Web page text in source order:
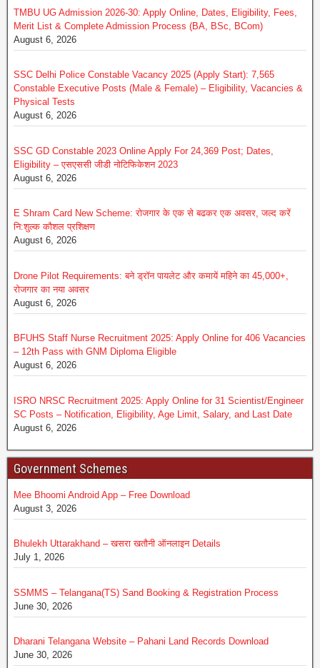
TMBU UG Admission 2026-30: Apply Online, Dates, Eligibility, Fees,
Merit List & Complete Admission Process (BA, BSc, BCom)
August 6, 2026
SSC Delhi Police Constable Vacancy 2025 (Apply Start): 7,565
Constable Executive Posts (Male & Female) – Eligibility, Vacancies &
Physical Tests
August 6, 2026
SSC GD Constable 2023 Online Apply For 24,369 Post; Dates,
Eligibility – एसएससी जीडी नोटिफिकेशन 2023
August 6, 2026
E Shram Card New Scheme: रोजगार के एक से बढकर एक अवसर, जल्द करें
नि:शुल्क कौशल प्रशिक्षण
August 6, 2026
Drone Pilot Requirements: बने ड्रॉन पायलेट और कमायें महिने का 45,000+,
रोजगार का नया अवसर
August 6, 2026
BFUHS Staff Nurse Recruitment 2025: Apply Online for 406 Vacancies
– 12th Pass with GNM Diploma Eligible
August 6, 2026
ISRO NRSC Recruitment 2025: Apply Online for 31 Scientist/Engineer
SC Posts – Notification, Eligibility, Age Limit, Salary, and Last Date
August 6, 2026
Government Schemes
Mee Bhoomi Android App – Free Download
August 3, 2026
Bhulekh Uttarakhand – खसरा खतौनी ऑनलाइन Details
July 1, 2026
SSMMS – Telangana(TS) Sand Booking & Registration Process
June 30, 2026
Dharani Telangana Website – Pahani Land Records Download
June 30, 2026